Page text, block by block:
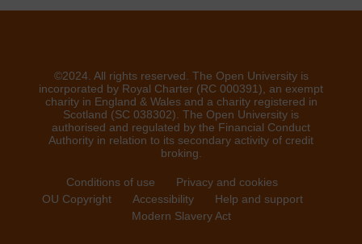
©2024. All rights reserved. The Open University is
incorporated by Royal Charter (RC 000391), an exempt
charity in England & Wales and a charity registered in
Scotland (SC 038302). The Open University is
authorised and regulated by the Financial Conduct
Authority in relation to its secondary activity of credit
broking.
Conditions of use
Privacy and cookies
OU Copyright
Accessibility
Help and support
Modern Slavery Act